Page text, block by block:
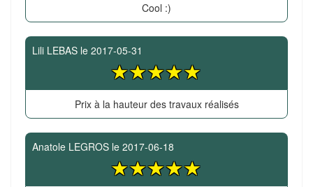
Cool :)
Lili LEBAS le 2017-05-31
Prix à la hauteur des travaux réalisés
Anatole LEGROS le 2017-06-18